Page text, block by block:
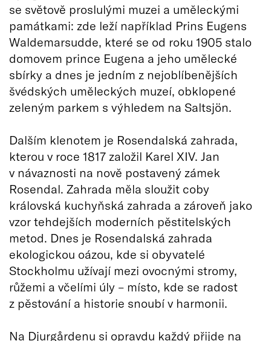
se světově proslulými muzei a uměleckými
památkami: zde leží například Prins Eugens
Waldemarsudde, které se od roku 1905 stalo
domovem prince Eugena a jeho umělecké
sbírky a dnes je jedním z nejoblíbenějších
švédských uměleckých muzeí, obklopené
zeleným parkem s výhledem na Saltsjön.
Dalším klenotem je Rosendalská zahrada,
kterou v roce 1817 založil Karel XIV. Jan
v návaznosti na nově postavený zámek
Rosendal. Zahrada měla sloužit coby
královská kuchyňská zahrada a zároveň jako
vzor tehdejších moderních pěstitelských
metod. Dnes je Rosendalská zahrada
ekologickou oázou, kde si obyvatelé
Stockholmu užívají mezi ovocnými stromy,
růžemi a včelími úly – místo, kde se radost
z pěstování a historie snoubí v harmonii.
Na Djurgårdenu si opravdu každý přijde na